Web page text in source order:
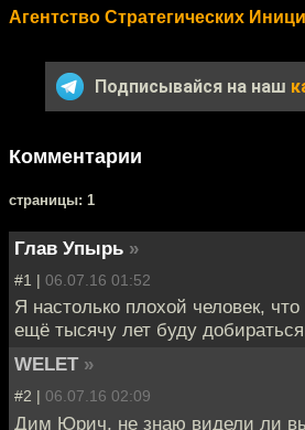
Агентство Стратегических
Подписывайся на наш
Комментарии
cтраницы: 1
Глав Упырь »
#1 | 06.07.16 01:52
Я настолько плохой человек,
ещё тысячу лет буду
WELET »
#2 | 06.07.16 02:09
Дим Юрич, не знаю видели ли